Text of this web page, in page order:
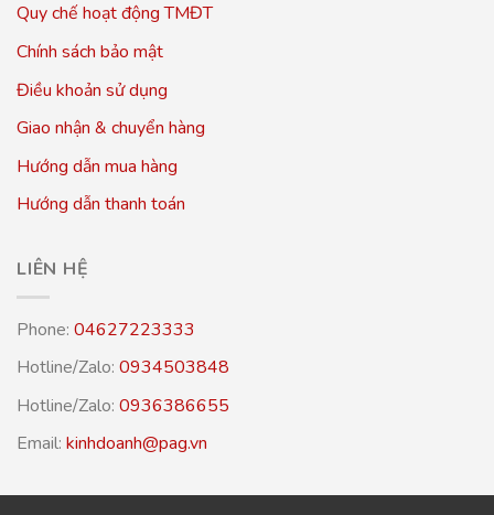
Quy chế hoạt động TMĐT
Chính sách bảo mật
Điều khoản sử dụng
Giao nhận & chuyển hàng
Hướng dẫn mua hàng
Hướng dẫn thanh toán
LIÊN HỆ
Phone: 04627223333
Hotline/Zalo: 0934503848
Hotline/Zalo: 0936386655
Email: kinhdoanh@pag.vn